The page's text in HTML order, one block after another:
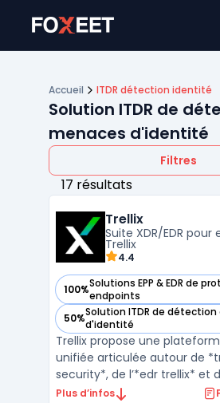
Accueil ITDR détection identité
Solution ITDR de
menaces d'identité
Filtres
17 résultats
Trellix
Suite XDR/EDR pour
Trellix
4.4
100%Solutions EPP & EDR de
endpoints
— voir Trellix dans cette
50%Solution ITDR de
d'identité
— voir Trellix dans cette
Trellix propose une
unifiée articulée autour de
security*, de l’*edr trellix* et
L’objectif est de détecter,
Plus d’infos